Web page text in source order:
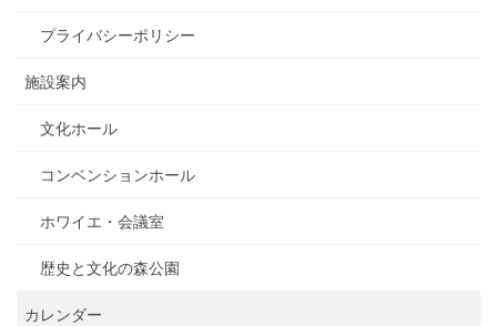
プライバシーポリシー
施設案内
文化ホール
コンベンションホール
ホワイエ・会議室
歴史と文化の森公園
カレンダー